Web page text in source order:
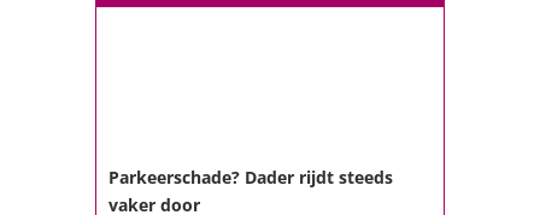
Parkeerschade? Dader rijdt steeds
vaker door